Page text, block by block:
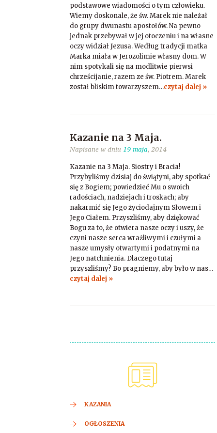
podstawowe wiadomości o tym człowieku.
Wiemy doskonale, że św. Marek nie należał
do grupy dwunastu apostołów. Na pewno
jednak przebywał w jej otoczeniu i na własne
oczy widział Jezusa. Według tradycji matka
Marka miała w Jerozolimie własny dom. W
nim spotykali się na modlitwie pierwsi
chrześcijanie, razem ze św. Piotrem. Marek
został bliskim towarzyszem…czytaj dalej »
Kazanie na 3 Maja.
Napisane w dniu 19 maja, 2014
Kazanie na 3 Maja. Siostry i Bracia!
Przybyliśmy dzisiaj do świątyni, aby spotkać
się z Bogiem; powiedzieć Mu o swoich
radościach, nadziejach i troskach; aby
nakarmić się Jego życiodajnym Słowem i
Jego Ciałem. Przyszliśmy, aby dziękować
Bogu za to, że otwiera nasze oczy i uszy, że
czyni nasze serca wrażliwymi i czułymi a
nasze umysły otwartymi i podatnymi na
Jego natchnienia. Dlaczego tutaj
przyszliśmy? Bo pragniemy, aby było w nas…
czytaj dalej »
KAZANIA
OGŁOSZENIA